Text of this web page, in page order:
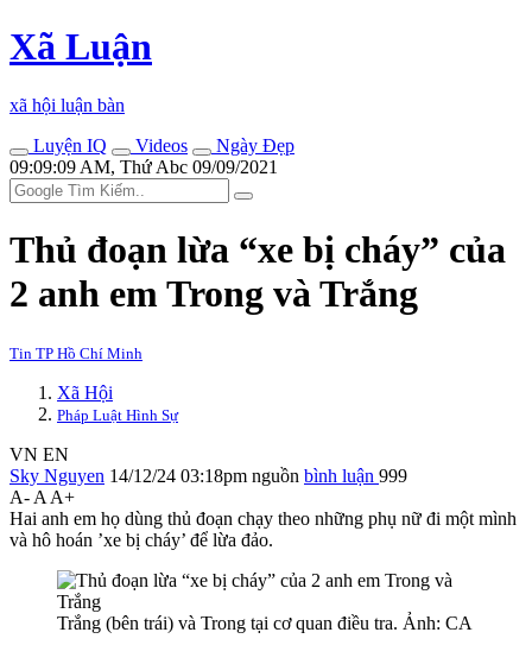
Xã Luận
xã hội luận bàn
Luyện IQ
Videos
Ngày Đẹp
09:09:09 AM, Thứ Abc 09/09/2021
Thủ đoạn lừa “xe bị cháy” của
2 anh em Trong và Trắng
Tin TP Hồ Chí Minh
Xã Hội
Pháp Luật Hình Sự
VN EN
Sky Nguyen 14/12/24 03:18pm nguồn bình luận 999
A- A A+
Hai anh em họ dùng thủ đoạn chạy theo những phụ nữ đi một mình
và hô hoán ’xe bị cháy’ để lừa đảo.
Trắng (bên trái) và Trong tại cơ quan điều tra. Ảnh: CA